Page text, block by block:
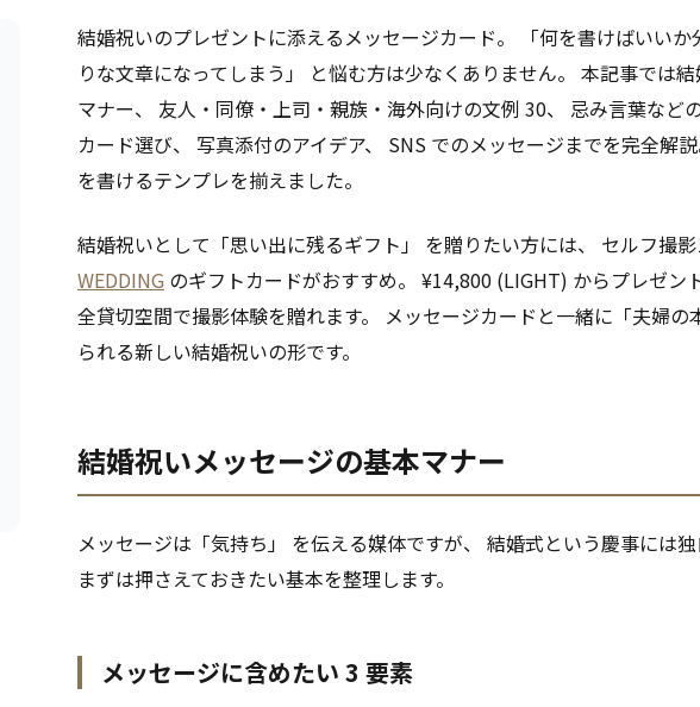
結婚祝いのプレゼントに添えるメッセージカード。 「何を書けばいい
りな文章になってしまう」 と悩む方は少なくありません。 本記事では
マナー、 友人・同僚・上司・親族・海外向けの文例 30、 忌み言葉など
カード選び、 写真添付のアイデア、 SNS でのメッセージまでを完全解
を書けるテンプレを揃えました。
結婚祝いとして「思い出に残るギフト」 を贈りたい方には、 セルフ撮
WEDDING のギフトカードがおすすめ。 ¥14,800 (LIGHT) からプレゼン
全貸切空間で撮影体験を贈れます。 メッセージカードと一緒に「夫婦の
られる新しい結婚祝いの形です。
結婚祝いメッセージの基本マナー
メッセージは「気持ち」 を伝える媒体ですが、 結婚式という慶事には独
まずは押さえておきたい基本を整理します。
メッセージに含めたい 3 要素